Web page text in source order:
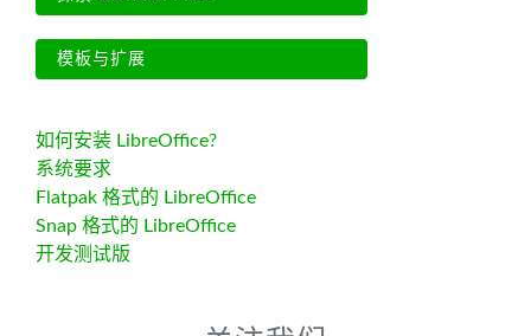
模板与扩展
如何安装 LibreOffice?
系统要求
Flatpak 格式的 LibreOffice
Snap 格式的 LibreOffice
开发测试版